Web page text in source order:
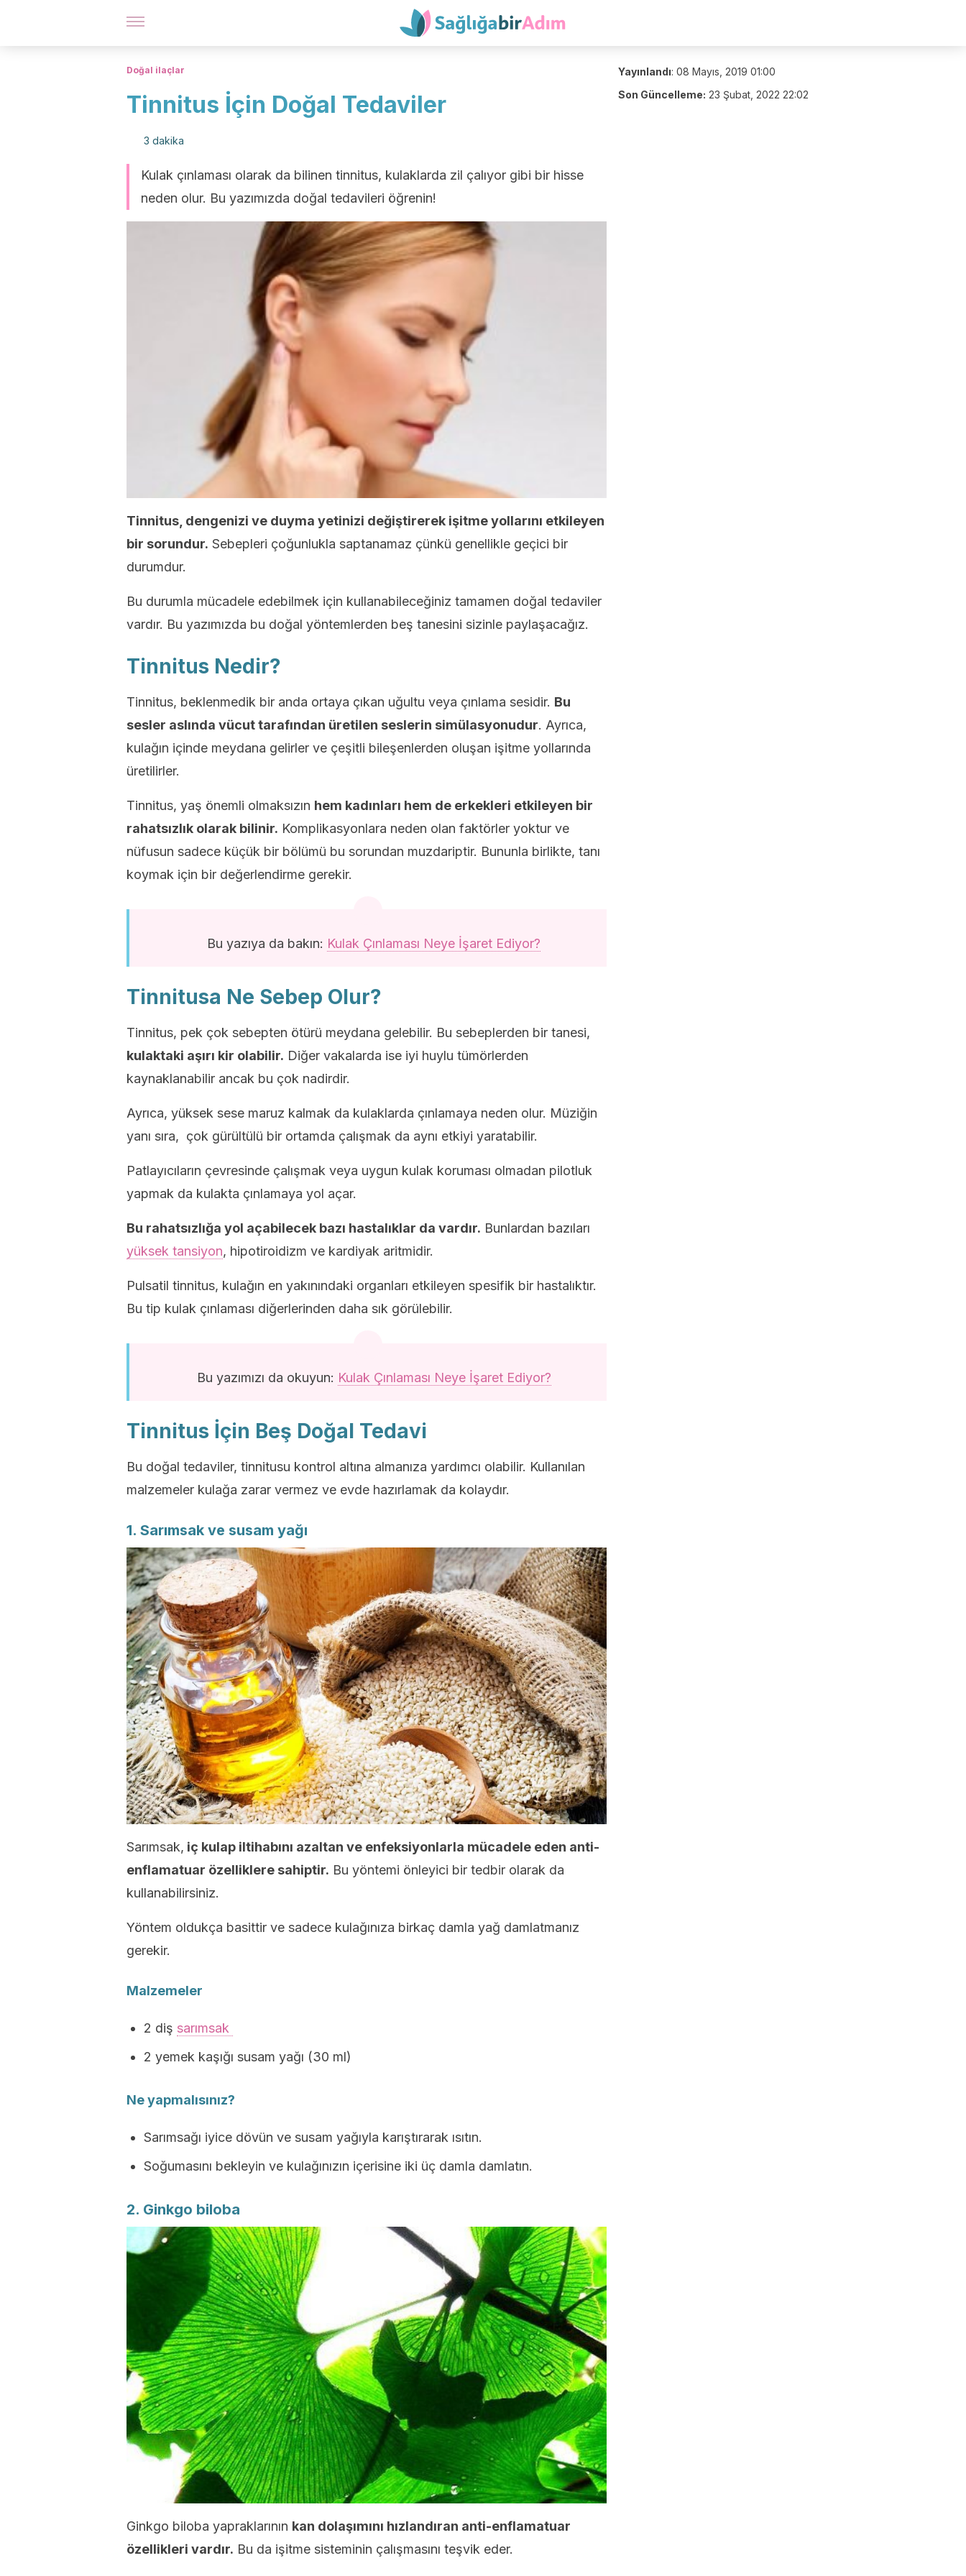
Doğal ilaçlar
Tinnitus İçin Doğal Tedaviler
3 dakika
Kulak çınlaması olarak da bilinen tinnitus, kulaklarda zil çalıyor gibi bir hisse
neden olur. Bu yazımızda doğal tedavileri öğrenin!
Tinnitus, dengenizi ve duyma yetinizi değiştirerek işitme yollarını etkileyen
bir sorundur. Sebepleri çoğunlukla saptanamaz çünkü genellikle geçici bir
durumdur.
Bu durumla mücadele edebilmek için kullanabileceğiniz tamamen doğal tedaviler
vardır. Bu yazımızda bu doğal yöntemlerden beş tanesini sizinle paylaşacağız.
Tinnitus Nedir?
Tinnitus, beklenmedik bir anda ortaya çıkan uğultu veya çınlama sesidir. Bu
sesler aslında vücut tarafından üretilen seslerin simülasyonudur. Ayrıca,
kulağın içinde meydana gelirler ve çeşitli bileşenlerden oluşan işitme yollarında
üretilirler.
Tinnitus, yaş önemli olmaksızın hem kadınları hem de erkekleri etkileyen bir
rahatsızlık olarak bilinir. Komplikasyonlara neden olan faktörler yoktur ve
nüfusun sadece küçük bir bölümü bu sorundan muzdariptir. Bununla birlikte, tanı
koymak için bir değerlendirme gerekir.
Bu yazıya da bakın: Kulak Çınlaması Neye İşaret Ediyor?
Tinnitusa Ne Sebep Olur?
Tinnitus, pek çok sebepten ötürü meydana gelebilir. Bu sebeplerden bir tanesi,
kulaktaki aşırı kir olabilir. Diğer vakalarda ise iyi huylu tümörlerden
kaynaklanabilir ancak bu çok nadirdir.
Ayrıca, yüksek sese maruz kalmak da kulaklarda çınlamaya neden olur. Müziğin
yanı sıra, çok gürültülü bir ortamda çalışmak da aynı etkiyi yaratabilir.
Patlayıcıların çevresinde çalışmak veya uygun kulak koruması olmadan pilotluk
yapmak da kulakta çınlamaya yol açar.
Bu rahatsızlığa yol açabilecek bazı hastalıklar da vardır. Bunlardan bazıları
yüksek tansiyon, hipotiroidizm ve kardiyak aritmidir.
Pulsatil tinnitus, kulağın en yakınındaki organları etkileyen spesifik bir hastalıktır.
Bu tip kulak çınlaması diğerlerinden daha sık görülebilir.
Bu yazımızı da okuyun: Kulak Çınlaması Neye İşaret Ediyor?
Tinnitus İçin Beş Doğal Tedavi
Bu doğal tedaviler, tinnitusu kontrol altına almanıza yardımcı olabilir. Kullanılan
malzemeler kulağa zarar vermez ve evde hazırlamak da kolaydır.
1. Sarımsak ve susam yağı
Sarımsak, iç kulap iltihabını azaltan ve enfeksiyonlarla mücadele eden anti-
enflamatuar özelliklere sahiptir. Bu yöntemi önleyici bir tedbir olarak da
kullanabilirsiniz.
Yöntem oldukça basittir ve sadece kulağınıza birkaç damla yağ damlatmanız
gerekir.
Malzemeler
2 diş sarımsak
2 yemek kaşığı susam yağı (30 ml)
Ne yapmalısınız?
Sarımsağı iyice dövün ve susam yağıyla karıştırarak ısıtın.
Soğumasını bekleyin ve kulağınızın içerisine iki üç damla damlatın.
2. Ginkgo biloba
Ginkgo biloba yapraklarının kan dolaşımını hızlandıran anti-enflamatuar
özellikleri vardır. Bu da işitme sisteminin çalışmasını teşvik eder.
Yayınlandı: 08 Mayıs, 2019 01:00
Son Güncelleme: 23 Şubat, 2022 22:02